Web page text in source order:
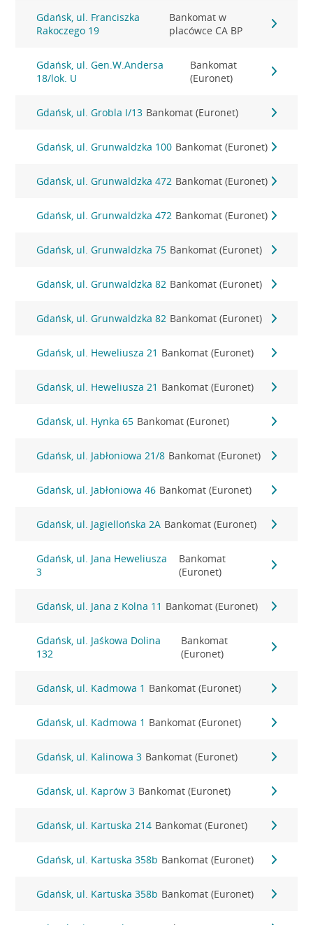
Gdańsk, ul. Franciszka
Rakoczego 19
Bankomat w
placówce CA BP
Gdańsk, ul. Gen.W.Andersa
18/lok. U
Bankomat
(Euronet)
Gdańsk, ul. Grobla I/13 Bankomat (Euronet)
Gdańsk, ul. Grunwaldzka 100 Bankomat (Euronet)
Gdańsk, ul. Grunwaldzka 472 Bankomat (Euronet)
Gdańsk, ul. Grunwaldzka 472 Bankomat (Euronet)
Gdańsk, ul. Grunwaldzka 75 Bankomat (Euronet)
Gdańsk, ul. Grunwaldzka 82 Bankomat (Euronet)
Gdańsk, ul. Grunwaldzka 82 Bankomat (Euronet)
Gdańsk, ul. Heweliusza 21 Bankomat (Euronet)
Gdańsk, ul. Heweliusza 21 Bankomat (Euronet)
Gdańsk, ul. Hynka 65 Bankomat (Euronet)
Gdańsk, ul. Jabłoniowa 21/8 Bankomat (Euronet)
Gdańsk, ul. Jabłoniowa 46 Bankomat (Euronet)
Gdańsk, ul. Jagiellońska 2A Bankomat (Euronet)
Gdańsk, ul. Jana Heweliusza
3
Bankomat
(Euronet)
Gdańsk, ul. Jana z Kolna 11 Bankomat (Euronet)
Gdańsk, ul. Jaśkowa Dolina
132
Bankomat
(Euronet)
Gdańsk, ul. Kadmowa 1 Bankomat (Euronet)
Gdańsk, ul. Kadmowa 1 Bankomat (Euronet)
Gdańsk, ul. Kalinowa 3 Bankomat (Euronet)
Gdańsk, ul. Kaprów 3 Bankomat (Euronet)
Gdańsk, ul. Kartuska 214 Bankomat (Euronet)
Gdańsk, ul. Kartuska 358b Bankomat (Euronet)
Gdańsk, ul. Kartuska 358b Bankomat (Euronet)